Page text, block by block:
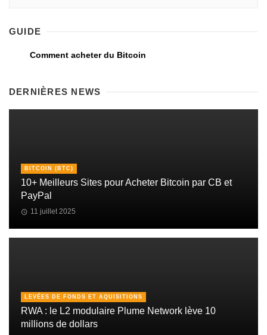
GUIDE
Comment acheter du Bitcoin
DERNIÈRES NEWS
BITCOIN (BTC)
10+ Meilleurs Sites pour Acheter Bitcoin par CB et
PayPal
11 juillet 2025
LEVÉES DE FONDS ET AQUISITIONS
RWA : le L2 modulaire Plume Network lève 10
millions de dollars